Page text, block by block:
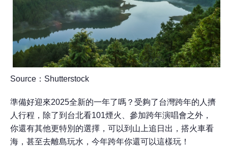
Source ： Shutterstock
準備好迎來2025全新的一年了嗎？受夠了台灣跨年的人擠
人行程，除了到台北看101煙火、參加跨年演唱會之外，
你還有其他更特別的選擇，可以到山上追日出，搭火車看
海，甚至去離島玩水，今年跨年你還可以這樣玩！